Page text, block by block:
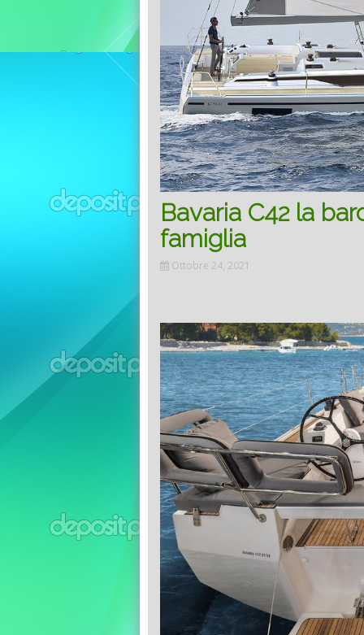
Bavaria C42 la
famiglia
Ottobre 24, 2021